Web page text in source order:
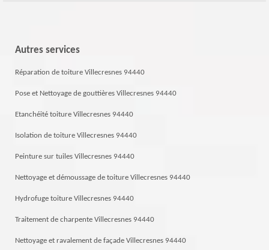
Autres services
Réparation de toiture Villecresnes 94440
Pose et Nettoyage de gouttières Villecresnes 94440
Etanchéité toiture Villecresnes 94440
Isolation de toiture Villecresnes 94440
Peinture sur tuiles Villecresnes 94440
Nettoyage et démoussage de toiture Villecresnes 94440
Hydrofuge toiture Villecresnes 94440
Traitement de charpente Villecresnes 94440
Nettoyage et ravalement de façade Villecresnes 94440